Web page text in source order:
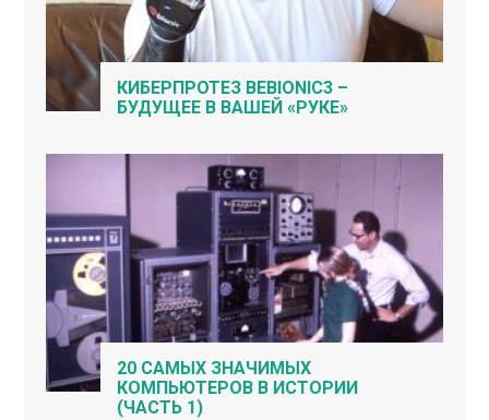
КИБЕРПРОТЕЗ BEBIONIC3 –
БУДУЩЕЕ В ВАШЕЙ «РУКЕ»
20 САМЫХ ЗНАЧИМЫХ
КОМПЬЮТЕРОВ В ИСТОРИИ
(ЧАСТЬ 1)